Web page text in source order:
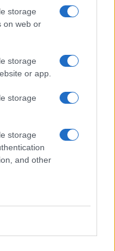
storage
on web or
storage
or app.
storage
storage
and other
delle riforme
libera
le settimane il
totalmente
che
scandalo!
È